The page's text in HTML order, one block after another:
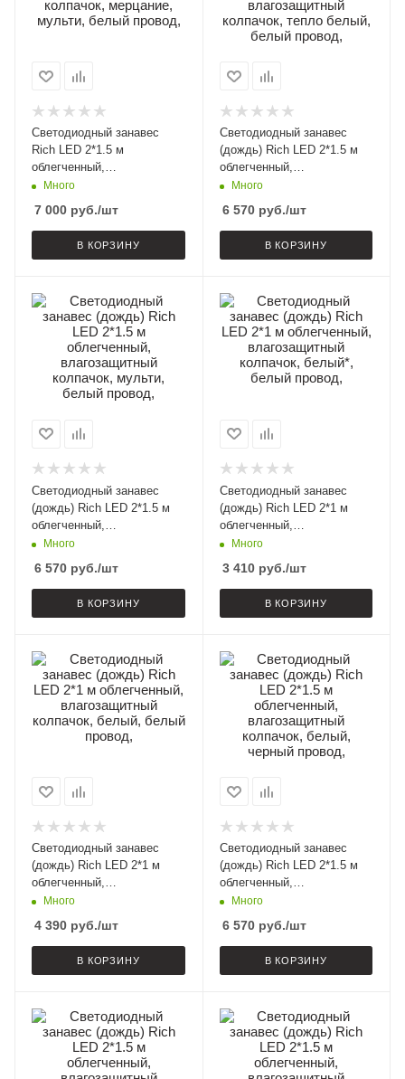
Светодиодный занавес
Rich LED 2*1.5 м
облегченный,
влагозащитный колпачок,
провод,
Много
7 000 руб./шт
В КОРЗИНУ
Светодиодный занавес
(дождь) Rich LED 2*1.5 м
облегченный,
влагозащитный колпачок,
провод,
Много
6 570руб./шт
В КОРЗИНУ
Светодиодный занавес
(дождь) Rich LED 2*1.5 м
облегченный,
влагозащитный колпачок,
Много
6 570 руб./шт
В КОРЗИНУ
Светодиодный занавес
(дождь) Rich LED 2*1 м
облегченный,
влагозащитный колпачок,
Много
3 410руб./шт
В КОРЗИНУ
Светодиодный занавес
(дождь) Rich LED 2*1 м
облегченный,
влагозащитный колпачок,
Много
4 390 руб./шт
В КОРЗИНУ
Светодиодный занавес
(дождь) Rich LED 2*1.5 м
облегченный,
влагозащитный колпачок,
Много
6 570руб./шт
В КОРЗИНУ